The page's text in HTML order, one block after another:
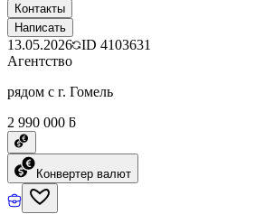
Контакты
Написать
13.05.2026 ID 4103631
Агентство
рядом с г. Гомель
2 990 000 ƃ
Конвертер валют